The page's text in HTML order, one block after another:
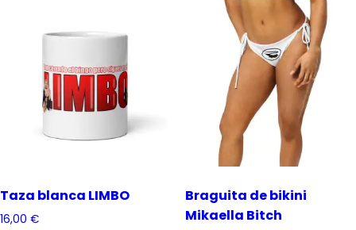
Taza blanca LIMBO
16,00 €
Braguita de bikini
Mikaella Bitch